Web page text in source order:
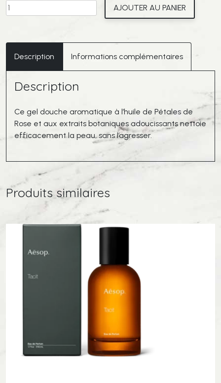
quantité
de
-
Gel
Nettoyant
Pétale
Rose
AJOUTER AU PANIER
Description Informations complémentaires
Description
Ce gel douche aromatique à l’huile de Pétales de
Rose et aux extraits botaniques adoucissants nettoie
efficacement la peau, sans l’agresser.
Produits similaires